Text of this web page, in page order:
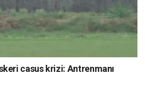
casus krizi: Antrenmanı